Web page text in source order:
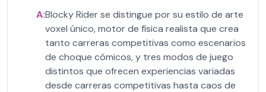
A:Blocky Rider se distingue por su estilo de arte
voxel único, motor de física realista que crea
tanto carreras competitivas como escenarios
de choque cómicos, y tres modos de juego
distintos que ofrecen experiencias variadas
desde carreras competitivas hasta caos de